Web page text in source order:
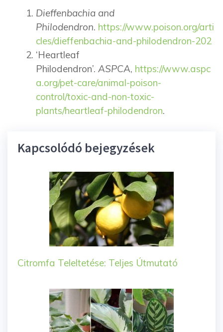
Dieffenbachia and
Philodendron. https://www.poison.org/arti
cles/dieffenbachia-and-philodendron-202
‘Heartleaf
Philodendron’. ASPCA, https://www.aspc
a.org/pet-care/animal-poison-
control/toxic-and-non-toxic-
plants/heartleaf-philodendron.
Kapcsolódó bejegyzések
Citromfa Teleltetése: Teljes Útmutató